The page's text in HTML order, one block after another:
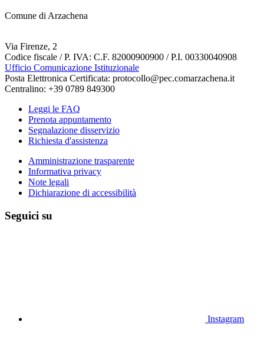
Comune di Arzachena
Via Firenze, 2
Codice fiscale / P. IVA: C.F. 82000900900 / P.I. 00330040908
Ufficio Comunicazione Istituzionale
Posta Elettronica Certificata: protocollo@pec.comarzachena.it
Centralino: +39 0789 849300
Leggi le FAQ
Prenota appuntamento
Segnalazione disservizio
Richiesta d'assistenza
Amministrazione trasparente
Informativa privacy
Note legali
Dichiarazione di accessibilità
Seguici su
Instagram